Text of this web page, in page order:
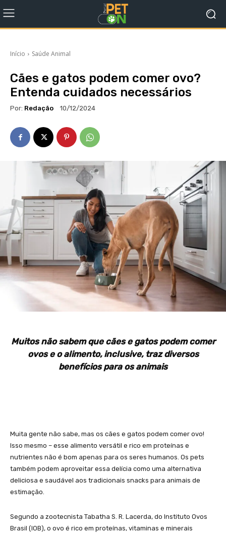
Início Saúde Animal
Cães e gatos podem comer ovo?
Entenda cuidados necessários
Por: Redação 10/12/2024
Muitos não sabem que cães e gatos podem comer
ovos e o alimento, inclusive, traz diversos
benefícios para os animais
Muita gente não sabe, mas os cães e gatos podem comer ovo!
Isso mesmo – esse alimento versátil e rico em proteínas e
nutrientes não é bom apenas para os seres humanos. Os pets
também podem aproveitar essa delícia como uma alternativa
deliciosa e saudável aos tradicionais snacks para animais de
estimação.
Segundo a zootecnista Tabatha S. R. Lacerda, do Instituto Ovos
Brasil (IOB), o ovo é rico em proteínas, vitaminas e minerais